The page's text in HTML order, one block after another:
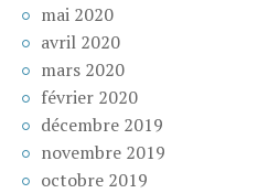
mai 2020
avril 2020
mars 2020
février 2020
décembre 2019
novembre 2019
octobre 2019